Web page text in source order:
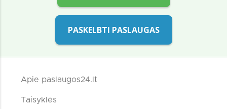
PASKELBTI PASLAUGAS
Apie paslaugos24.lt
Taisyklės